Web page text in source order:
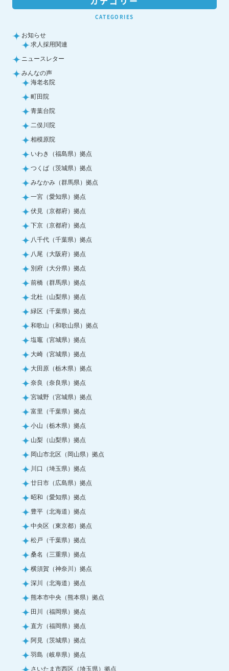
CATEGORIES
お知らせ
求人採用関連
ニュースレター
みんなの声
海老名院
町田院
青葉台院
二俣川院
相模原院
いわき（福島県）拠点
つくば（茨城県）拠点
みなかみ（群馬県）拠点
一宮（愛知県）拠点
伏見（京都府）拠点
下京（京都府）拠点
八千代（千葉県）拠点
八尾（大阪府）拠点
別府（大分県）拠点
前橋（群馬県）拠点
北杜（山梨県）拠点
緑区（千葉県）拠点
和歌山（和歌山県）拠点
塩竈（宮城県）拠点
大崎（宮城県）拠点
大田原（栃木県）拠点
奈良（奈良県）拠点
宮城野（宮城県）拠点
富里（千葉県）拠点
小山（栃木県）拠点
山梨（山梨県）拠点
岡山市北区（岡山県）拠点
川口（埼玉県）拠点
廿日市（広島県）拠点
昭和（愛知県）拠点
豊平（北海道）拠点
中央区（東京都）拠点
松戸（千葉県）拠点
桑名（三重県）拠点
横須賀（神奈川）拠点
深川（北海道）拠点
熊本市中央（熊本県）拠点
田川（福岡県）拠点
直方（福岡県）拠点
阿見（茨城県）拠点
羽島（岐阜県）拠点
さいたま市西区（埼玉県）拠点